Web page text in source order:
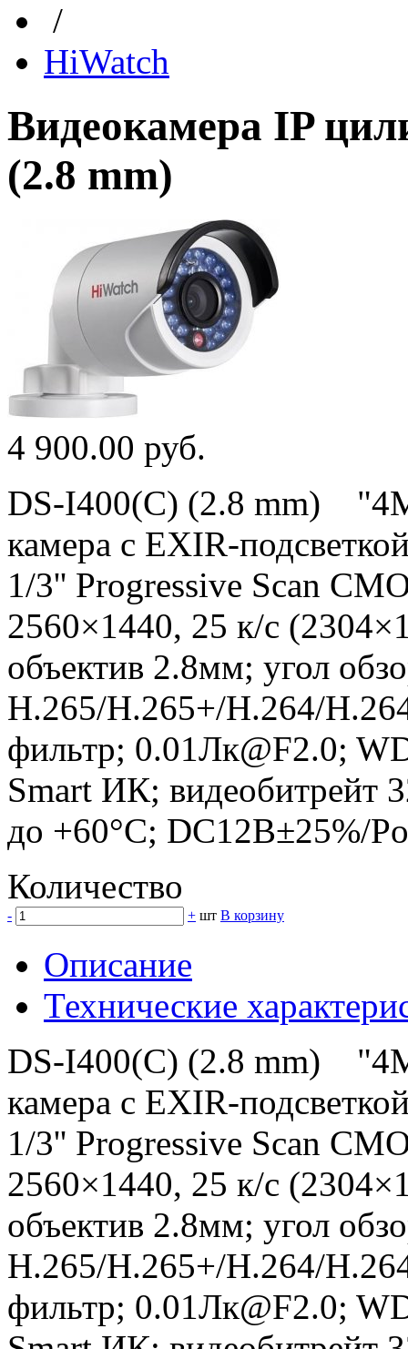
/
HiWatch
Видеокамера IP
(2.8 mm)
4 900.00 руб.
DS-I400(С) (2.8 mm)
камера с EXIR-
1/3'' Progressive Scan
2560×1440, 25 к/с
объектив 2.8мм; угол
H.265/H.265+/H.264/
фильтр; 0.01Лк@F2.0;
Smart ИК; видеобитрейт
до +60°C; DC12В±25%/
Количество
- + шт В корзину
Описание
Технические
DS-I400(С) (2.8 mm)
камера с EXIR-
1/3'' Progressive Scan
2560×1440, 25 к/с
объектив 2.8мм; угол
H.265/H.265+/H.264/
фильтр; 0.01Лк@F2.0;